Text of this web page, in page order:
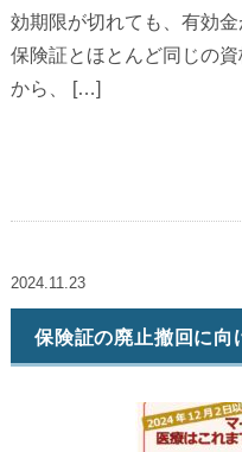
効期限が切れても、有効
保険証とほとんど同じの
から、 […]
2024.11.23
保険証の廃止撤回に向